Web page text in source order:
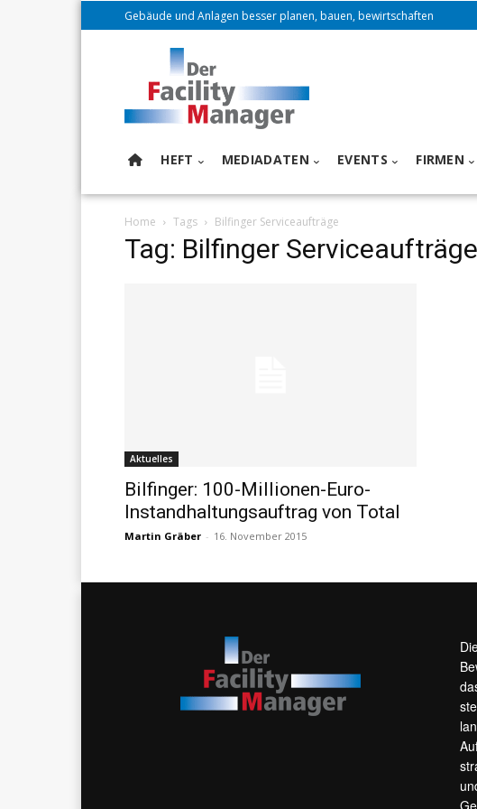
Gebäude und Anlagen besser planen, bauen, bewirtschaften
HEFT MEDIADATEN EVENTS FIRMEN
Home Tags Bilfinger Serviceaufträge
Tag: Bilfinger Serviceaufträge
Aktuelles
Bilfinger: 100-Millionen-Euro-
Instandhaltungsauftrag von Total
Martin Gräber - 16. November 2015